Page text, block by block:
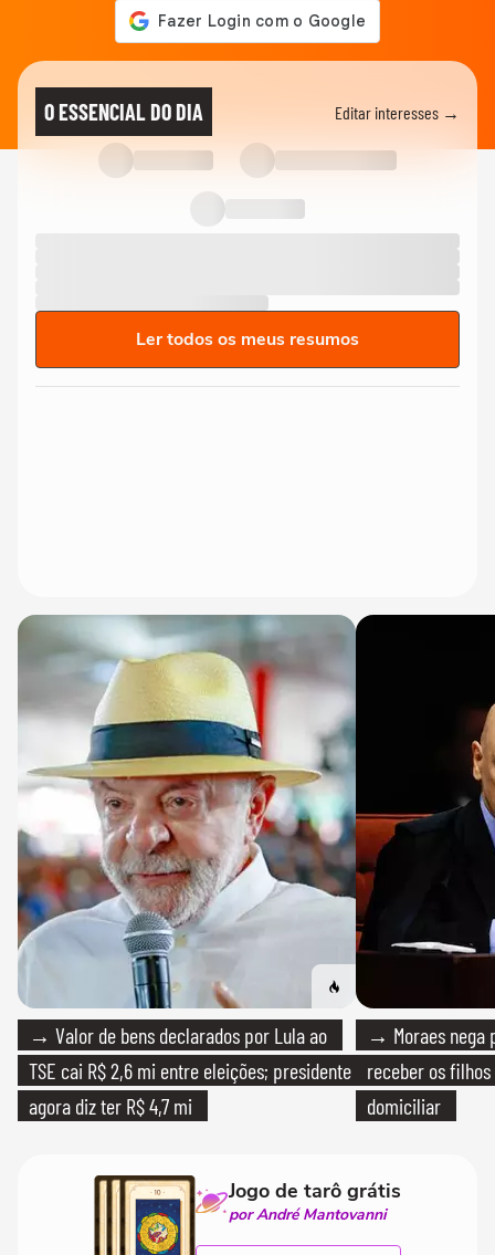
O ESSENCIAL DO DIA Editar interesses →
Ler todos os meus resumos
→ Valor de bens declarados por Lula ao
TSE cai R$ 2,6 mi entre eleições; presidente
agora diz ter R$ 4,7 mi
→ Moraes nega
receber os filhos
domiciliar
Jogo de tarô grátis
por André Mantovanni